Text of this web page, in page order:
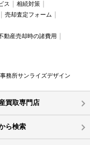
ス
相続対策
売却査定フォーム
動産売却時の諸費用
務所サンライズデザイン
買取専門店
ら検索